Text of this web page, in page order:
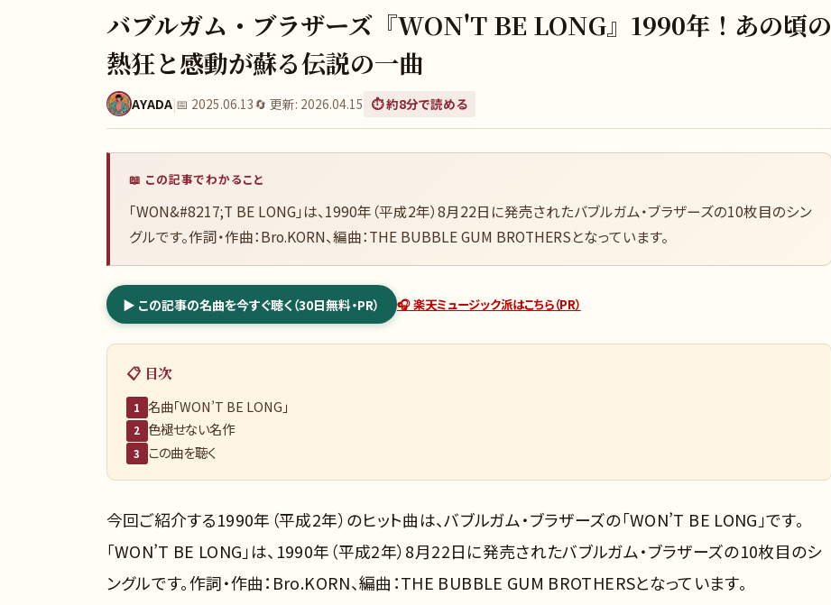
バブルガム・ブラザーズ『WON'T BE LONG』1990年！あの頃の
熱狂と感動が蘇る伝説の一曲
AYADA|📅 2025.06.13🔄 更新: 2026.04.15 ⏱️ 約8分で読める
📖 この記事でわかること
「WON&#8217;T BE LONG」は、1990年（平成2年）8月22日に発売されたバブルガム・ブラザーズの10枚目のシン
グルです。作詞・作曲：Bro.KORN、編曲：THE BUBBLE GUM BROTHERSとなっています。
▶ この記事の名曲を今すぐ聴く（30日無料・PR） 🎧 楽天ミュージック派はこちら（PR）
📋 目次
1 名曲「WON’T BE LONG」
2 色褪せない名作
3 この曲を聴く
今回ご紹介する1990年（平成2年）のヒット曲は、バブルガム・ブラザーズの「WON’T BE LONG」です。
「WON’T BE LONG」は、1990年（平成2年）8月22日に発売されたバブルガム・ブラザーズの10枚目のシ
ングルです。作詞・作曲：Bro.KORN、編曲：THE BUBBLE GUM BROTHERSとなっています。